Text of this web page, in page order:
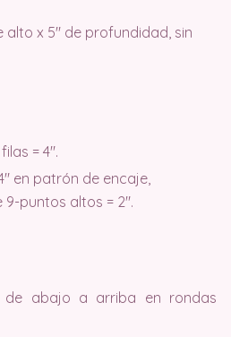
alto x 5″ de profundidad, sin
= 4″.
en patrón de encaje,
puntos altos = 2″.
de abajo a arriba en rondas